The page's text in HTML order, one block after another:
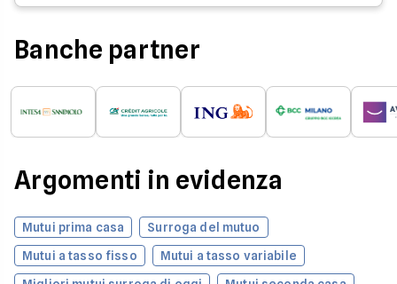
Banche partner
Argomenti in evidenza
Mutui prima casa
Surroga del mutuo
Mutui a tasso fisso
Mutui a tasso variabile